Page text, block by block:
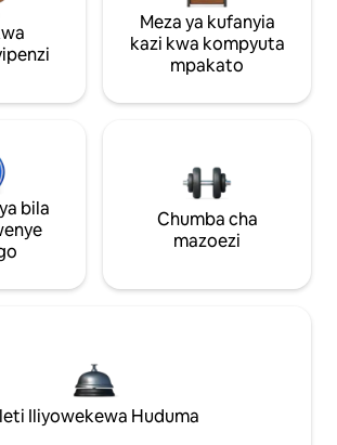
Meza ya kufanyia
kazi kwa kompyuta
mpakato
bila
Chumba cha
mazoezi
Iliyowekewa Huduma